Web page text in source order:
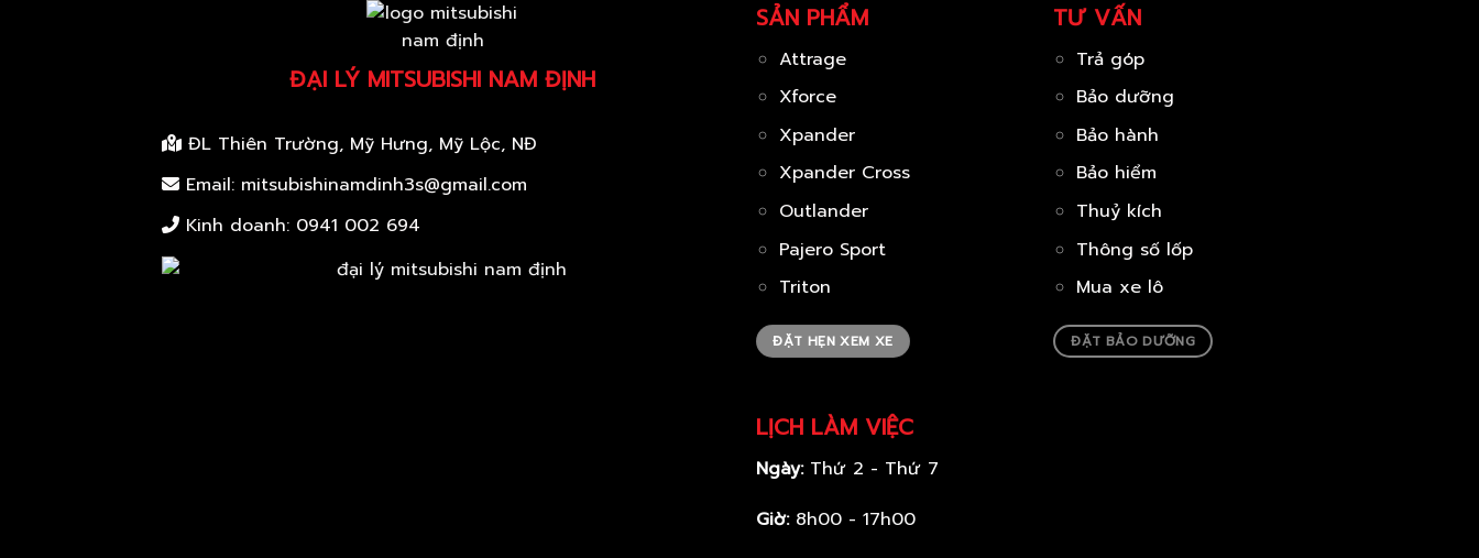
ĐẠI LÝ MITSUBISHI NAM ĐỊNH
ĐL Thiên Trường, Mỹ Hưng, Mỹ Lộc, NĐ
Email: mitsubishinamdinh3s@gmail.com
Kinh doanh: 0941 002 694
SẢN PHẨM
Attrage
Xforce
Xpander
Xpander Cross
Outlander
Pajero Sport
Triton
ĐẶT HẸN XEM XE
LỊCH LÀM VIỆC
Ngày:Thứ 2 - Thứ 7
Giờ:8h00 - 17h00
TƯ VẤN
Trả góp
Bảo dưỡng
Bảo hành
Bảo hiểm
Thuỷ kích
Thông số lốp
Mua xe lô
ĐẶT BẢO DƯỠNG